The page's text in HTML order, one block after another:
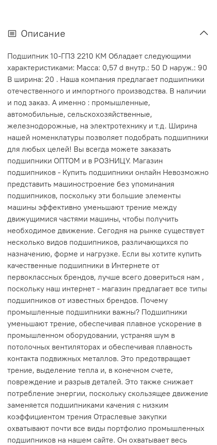
Описание
Подшипник 10-ГПЗ 2210 КМ Обладает следующими
характеристиками: Масса: 0,57 d внутр.: 50 D наруж.: 90
В ширина: 20 . Наша компания предлагает подшипники
отечественного и импортного производства. В наличии
и под заказ. А именно : промышленные,
автомобильные, сельскохозяйственные,
железнодорожные, на электротехнику и т.д. Ширина
нашей номенклатуры позволяет подобрать подшипники
для любых целей! Вы всегда можете заказать
подшипники ОПТОМ и в РОЗНИЦУ. Магазин
подшипников - Купить подшипники онлайн Невозможно
представить машиностроение без упоминания
подшипников, поскольку эти большие элементы
машины эффективно уменьшают трение между
движущимися частями машины, чтобы получить
необходимое движение. Сегодня на рынке существует
несколько видов подшипников, различающихся по
назначению, форме и нагрузке. Если вы хотите купить
качественные подшипники в Интернете от
первоклассных брендов, лучше всего довериться нам ,
поскольку наш интернет - магазин предлагает все типы
подшипников от известных брендов. Почему
промышленные подшипники важны? Подшипники
уменьшают трение, обеспечивая плавное ускорение в
промышленном оборудовании, устраняя шум в
потолочных вентиляторах и обеспечивая плавность
контакта подвижных металлов. Это предотвращает
трение, выделение тепла и, в конечном счете,
повреждение и разрыв деталей. Это также снижает
потребление энергии, поскольку скользящее движение
заменяется подшипниками качения с низким
коэффициентом трения Отраслевые закупки
охватывают почти все виды портфолио промышленных
подшипников на нашем сайте. Он охватывает весь